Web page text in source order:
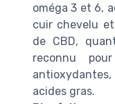
oméga 3 et 6,
cuir chevelu
de CBD,
reconnu
acides gras.